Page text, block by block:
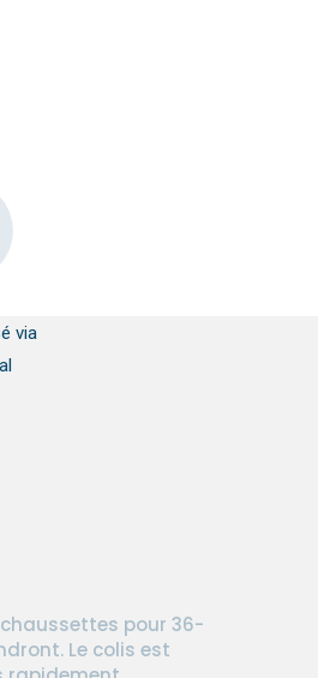
via
chaussettes pour 36-
Le colis est